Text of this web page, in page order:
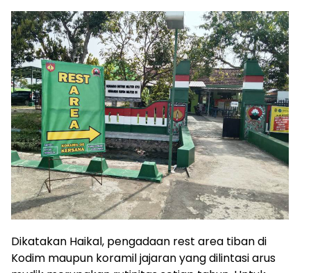
Dikatakan Haikal, pengadaan rest area tiban di
Kodim maupun koramil jajaran yang dilintasi arus